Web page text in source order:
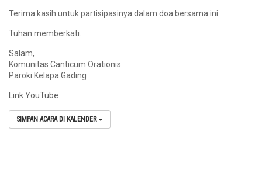
Terima kasih untuk partisipasinya dalam doa bersama ini.
Tuhan memberkati.
Salam,
Komunitas Canticum Orationis
Paroki Kelapa Gading
Link YouTube
SIMPAN ACARA DI KALENDER